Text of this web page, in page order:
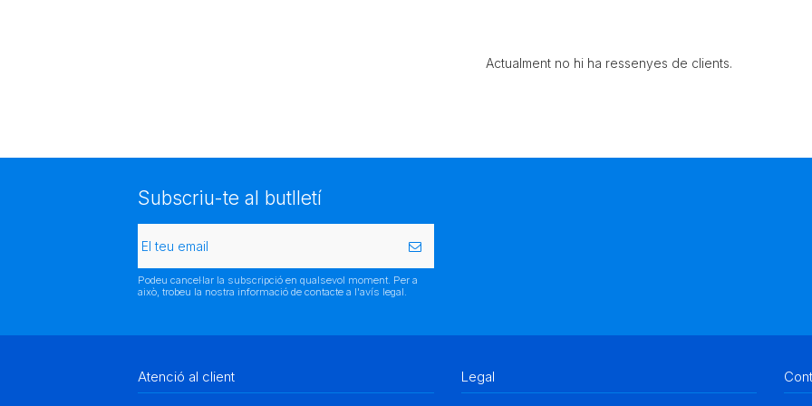
Actualment no hi ha ressenyes de clients.
Subscriu-te al butlletí
Podeu cancel·lar la subscripció en qualsevol moment. Per a
això, trobeu la nostra informació de contacte a l'avís legal.
Atenció al client Legal